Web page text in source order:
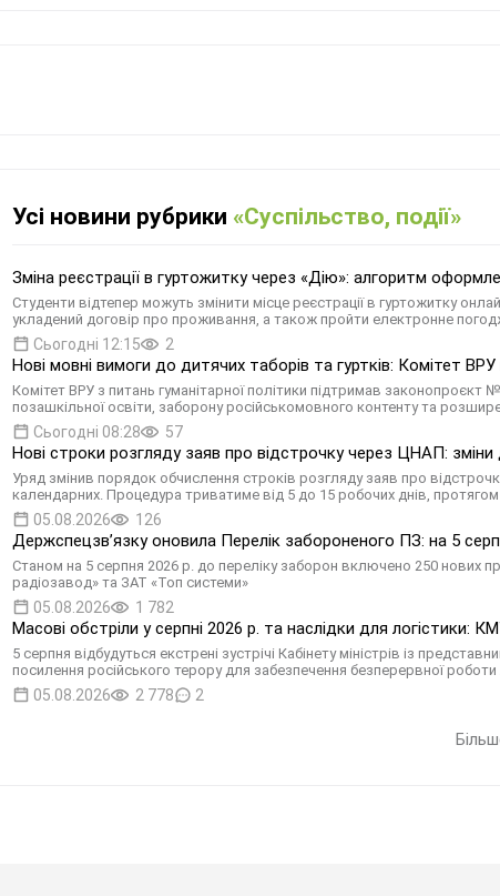
Усі новини рубрики «Суспільство, події»
Зміна реєстрації в гуртожитку через «Дію»: алгоритм
Студенти відтепер можуть змінити місце реєстрації в гуртожитку
укладений договір про проживання, а також пройти електронне
Сьогодні 12:15 2
Нові мовні вимоги до дитячих таборів та гуртків: Комітет
Комітет ВРУ з питань гуманітарної політики підтримав
позашкільної освіти, заборону російськомовного контенту та
Сьогодні 08:28 57
Нові строки розгляду заяв про відстрочку через ЦНАП:
Уряд змінив порядок обчислення строків розгляду заяв про
календарних. Процедура триватиме від 5 до 15 робочих днів,
05.08.2026 126
Держспецзв’язку оновила Перелік забороненого ПЗ: на 5
Станом на 5 серпня 2026 р. до переліку заборон включено 250 нових
радіозавод» та ЗАТ «Топ системи»
05.08.2026 1 782
Масові обстріли у серпні 2026 р. та наслідки для логістики:
5 серпня відбудуться екстрені зустрічі Кабінету міністрів із
посилення російського терору для забезпечення безперервної роботи
05.08.2026 2 778 2